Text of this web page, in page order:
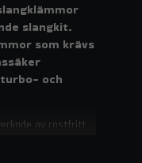
slangkit.
som krävs
och
av rostfritt
och
på banden